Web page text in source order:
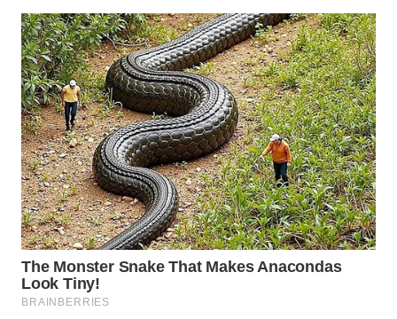
WAHANA
NEWS
WAHANA
TANI
WAHANA
ADVOKAT
WAHANA
INFRASTRUKTUR
WAHANA
KONSUMEN